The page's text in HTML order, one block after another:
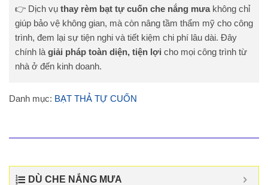
👉 Dịch vụ thay rèm bạt tự cuốn che nắng mưakhông chỉ
giúp bảo vệ không gian, mà còn nâng tầm thẩm mỹ cho công
trình, đem lại sự tiện nghi và tiết kiệm chi phí lâu dài. Đây
chính là giải pháp toàn diện, tiện lợi cho mọi công trình từ
nhà ở đến kinh doanh.
Danh mục: BẠT THẢ TỰ CUỐN
DÙ CHE NẮNG MƯA